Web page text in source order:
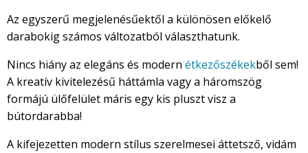
Az egyszerű megjelenésűektől a különösen előkelő
darabokig számos változatból választhatunk.
Nincs hiány az elegáns és modern étkezőszékekből sem!
A kreatív kivitelezésű háttámla vagy a háromszög
formájú ülőfelület máris egy kis pluszt visz a
bútordarabba!
A kifejezetten modern stílus szerelmesei áttetsző, vidám